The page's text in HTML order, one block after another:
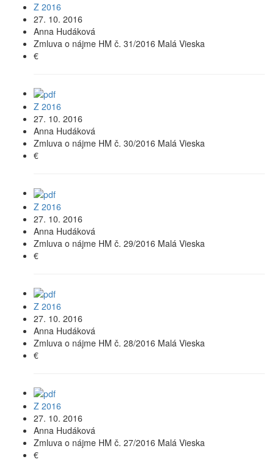
Z 2016
27. 10. 2016
Anna Hudáková
Zmluva o nájme HM č. 31/2016 Malá Vieska
€
Z 2016
27. 10. 2016
Anna Hudáková
Zmluva o nájme HM č. 30/2016 Malá Vieska
€
Z 2016
27. 10. 2016
Anna Hudáková
Zmluva o nájme HM č. 29/2016 Malá Vieska
€
Z 2016
27. 10. 2016
Anna Hudáková
Zmluva o nájme HM č. 28/2016 Malá Vieska
€
Z 2016
27. 10. 2016
Anna Hudáková
Zmluva o nájme HM č. 27/2016 Malá Vieska
€